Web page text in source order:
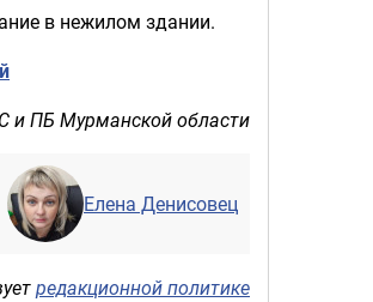
в нежилом здании.
и ПБ Мурманской области
Елена Денисовец
редакционной политике